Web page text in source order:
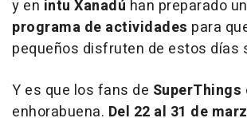
y en intu Xanadú han preparado
programa de actividades para
pequeños disfruten de estos días
Y es que los fans de SuperThings
enhorabuena. Del 22 al 31 de